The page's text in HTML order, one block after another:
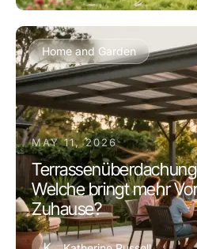
Home and Garden
MAY 11, 2026
Welche bringt mehr
Zuhause?